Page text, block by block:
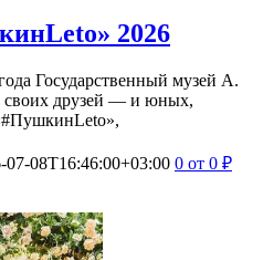
2026
Государственный музей А.
своих друзей — и юных,
07-08T16:46:00+03:00 0 от 0 ₽